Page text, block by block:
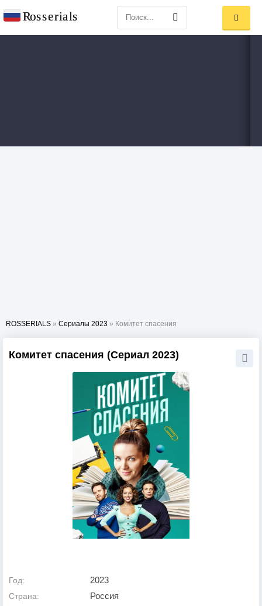
ROSSERIALS » Сериалы 2023 » Комитет спасения
Комитет спасения (Сериал 2023)
Год: 2023
Страна: Россия